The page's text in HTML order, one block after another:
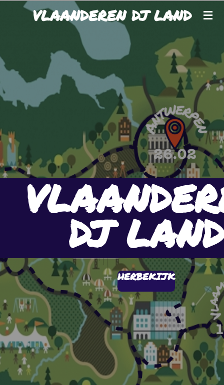
hoofdinhoud
VLAANDEREN DJ LAND
DJ LAND
HERBEKIJK